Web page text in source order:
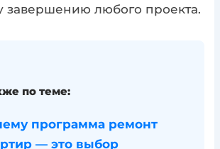
завершению любого проекта.
по теме:
программа ремонт
— это выбор